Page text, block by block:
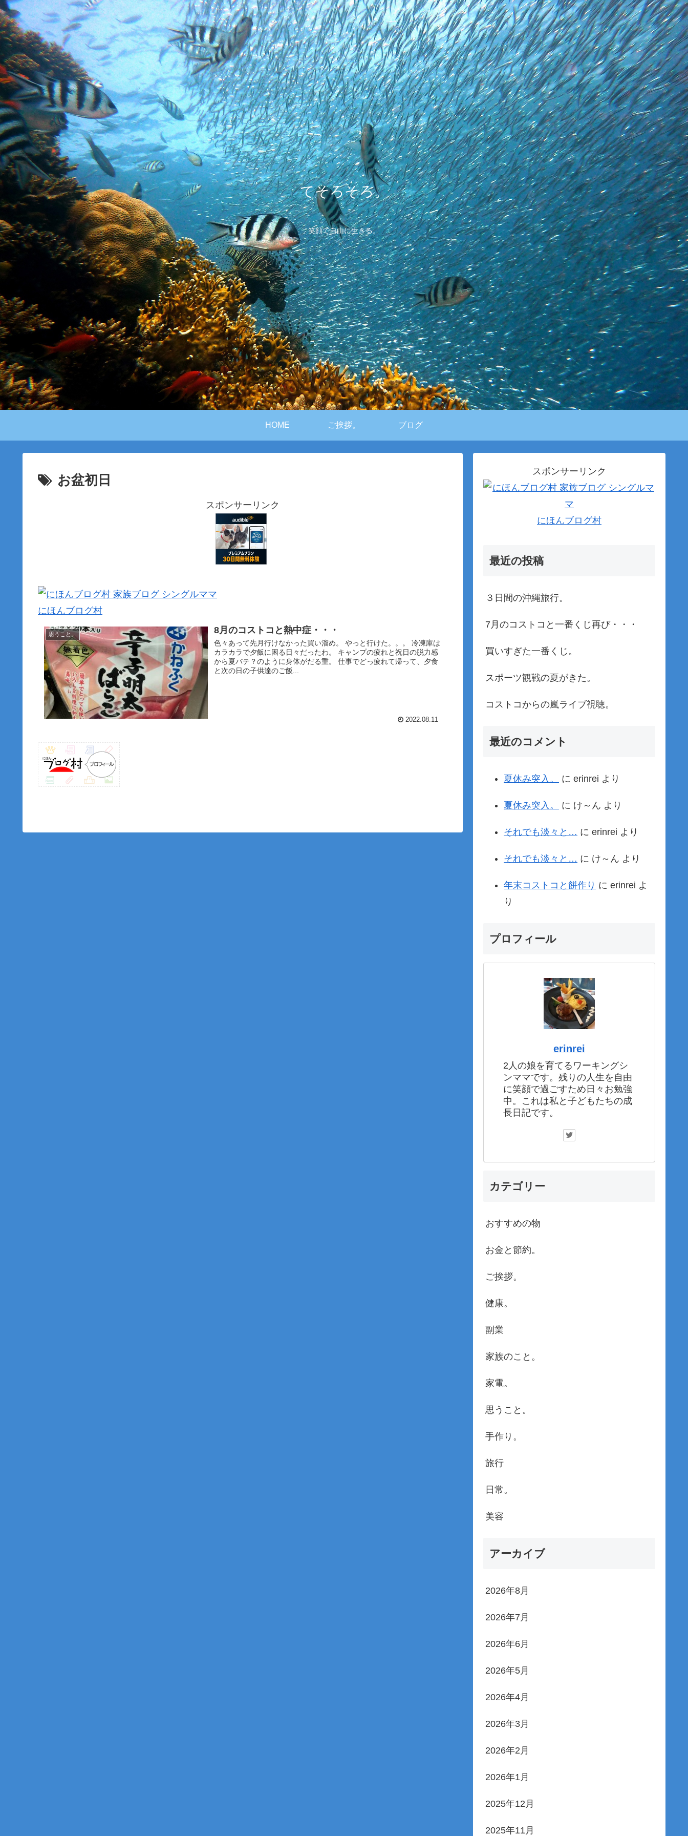
てそろそろ。
笑顔で自由に生きる。
HOME ご挨拶。 ブログ
お盆初日
スポンサーリンク
にほんブログ村
思うこと。 8月のコストコと熱中症・・・
色々あって先月行けなかった買い溜め。 やっと行けた。。。 冷凍庫は
カラカラで夕飯に困る日々だったわ。 キャンプの疲れと祝日の脱力感
から夏バテ？のように身体がだる重。 仕事でどっ疲れて帰って、夕食
と次の日の子供達のご飯...
2022.08.11
スポンサーリンク
にほんブログ村
最近の投稿
３日間の沖縄旅行。
7月のコストコと一番くじ再び・・・
買いすぎた一番くじ。
スポーツ観戦の夏がきた。
コストコからの嵐ライブ視聴。
最近のコメント
夏休み突入。 に erinrei より
夏休み突入。 に け～ん より
それでも淡々と… に erinrei より
それでも淡々と… に け～ん より
年末コストコと餅作り に erinrei よ
り
プロフィール
erinrei
2人の娘を育てるワーキングシ
ンママです。残りの人生を自由
に笑顔で過ごすため日々お勉強
中。これは私と子どもたちの成
長日記です。
カテゴリー
おすすめの物
お金と節約。
ご挨拶。
健康。
副業
家族のこと。
家電。
思うこと。
手作り。
旅行
日常。
美容
アーカイブ
2026年8月
2026年7月
2026年6月
2026年5月
2026年4月
2026年3月
2026年2月
2026年1月
2025年12月
2025年11月